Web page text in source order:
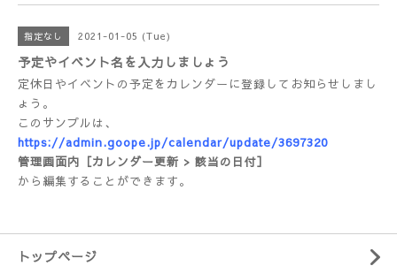
指定なし 2021-01-05 (Tue)
予定やイベント名を入力しましょう
定休日やイベントの予定をカレンダーに登録してお知らせしまし
ょう。
このサンプルは、
https://admin.goope.jp/calendar/update/3697320
管理画面内［カレンダー更新 > 該当の日付］
から編集することができます。
トップページ